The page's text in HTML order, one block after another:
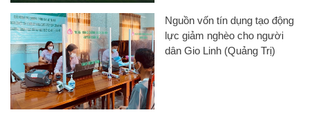
Nguồn vốn tín dụng tạo động
lực giảm nghèo cho người
dân Gio Linh (Quảng Trị)